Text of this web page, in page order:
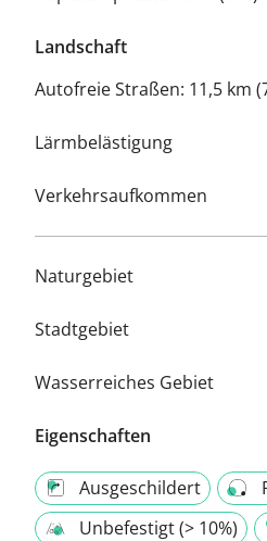
Landschaft
Autofreie Straßen: 11,5 km
Lärmbelästigung
Verkehrsaufkommen
Naturgebiet
Stadtgebiet
Wasserreiches Gebiet
Eigenschaften
Ausgeschildert
Unbefestigt (> 10%)